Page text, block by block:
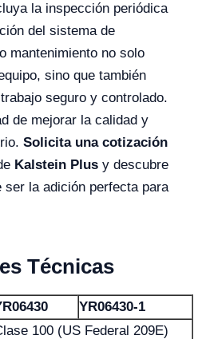
la inspección periódica
del sistema de
mantenimiento no solo
sino que también
seguro y controlado.
de mejorar la calidad y
Solicita una cotización
Kalstein Plus y descubre
ser la adición perfecta para
Técnicas
YR06430-1
100 (US Federal 209E)